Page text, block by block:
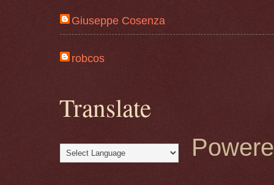
Giuseppe Cosenza
robcos
Translate